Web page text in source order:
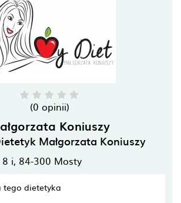
(0 opinii)
Koniuszy
Małgorzata Koniuszy
i, 84-300 Mosty
tego dietetyka